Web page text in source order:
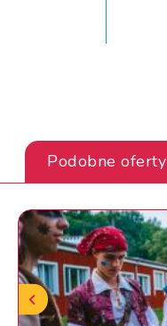
Podobne oferty